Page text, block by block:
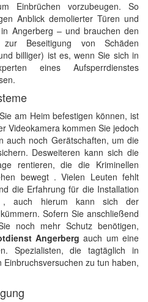
Einbrüchen vorzubeugen. So
Anblick demolierter Türen und
Angerberg – und brauchen den
Beseitigung von Schäden
billiger) ist es, wenn Sie sich in
eines Aufsperrdienstes
am Heim befestigen können, ist
Videokamera kommen Sie jedoch
auch noch Gerätschaften, um die
Desweiteren kann sich die
rentieren, die die Kriminellen
bewegt . Vielen Leuten fehlt
die Erfahrung für die Installation
, auch hierum kann sich der
kümmern. Sofern Sie anschließend
noch mehr Schutz benötigen,
Angerberg auch um eine
Spezialisten, die tagtäglich in
zu tun haben,